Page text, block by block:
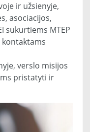
ir užsienyje,
asociacijos,
sukurtiems MTEP
verslo misijos
pristatyti ir